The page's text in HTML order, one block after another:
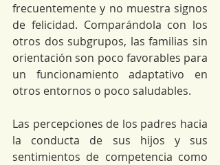
frecuentemente y no muestra signos
de felicidad. Comparándola con los
otros dos subgrupos, las familias sin
orientación son poco favorables para
un funcionamiento adaptativo en
otros entornos o poco saludables.
Las percepciones de los padres hacia
la conducta de sus hijos y sus
sentimientos de competencia como